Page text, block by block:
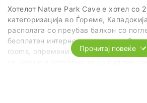
Хотелот Nature Park Cave е хотел со
категоризација во Ѓореме,
располага со преубав балкон со
бесплатен интернет и ресторан. Се
rooms, опремени со телевизор,
Прочитај повеќе